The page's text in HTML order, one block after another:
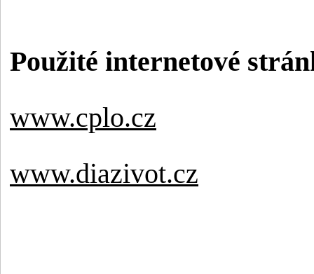
Použité internetové
www.cplo.cz
www.diazivot.cz